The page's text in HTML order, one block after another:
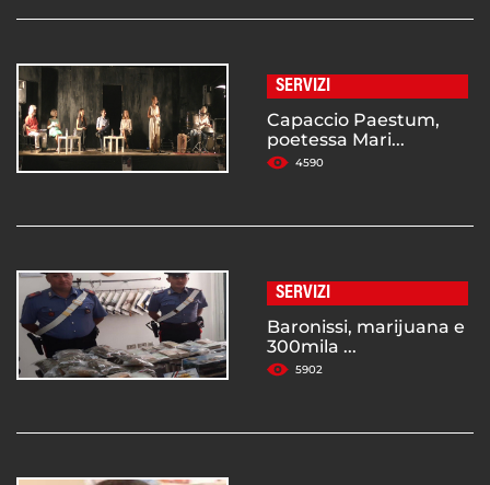
SERVIZI
Capaccio Paestum,
poetessa Mari...
4590
SERVIZI
Baronissi, marijuana e
300mila ...
5902